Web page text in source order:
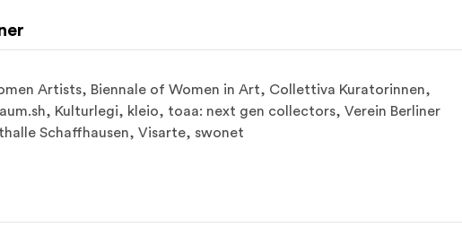
Artists, Biennale of Women in Art, Collettiva Kuratorinnen,
Kulturlegi, kleio, toaa: next gen collectors, Verein Berliner
Schaffhausen, Visarte, swonet